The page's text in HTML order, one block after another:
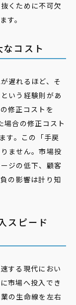
くために不可欠
す。
コスト
遅れるほど、そ
いう経験則があ
修正コストを
場合の修正コスト
す。この「手戻
ません。市場投
ジの低下、顧客
の影響は計り知
スピード
する現代におい
市場へ投入でき
の生命線を左右